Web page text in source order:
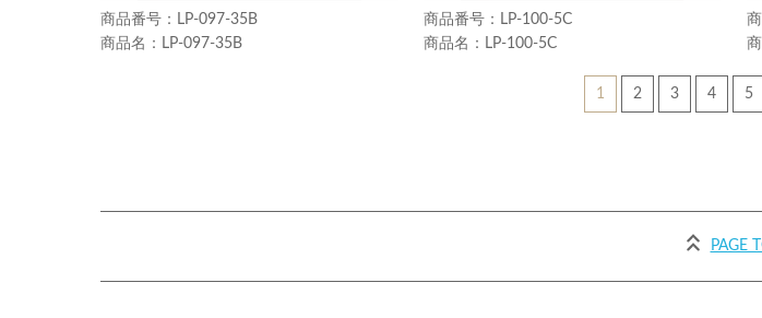
LP-097-35B
LP-097-35B
LP-100-5C
LP-100-5C
1 2 3 4 5
PAGE